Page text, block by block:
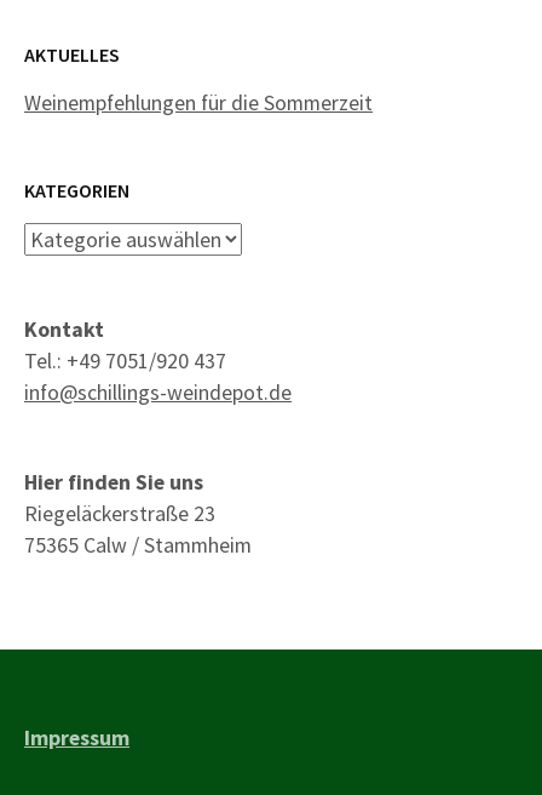
AKTUELLES
Weinempfehlungen für die Sommerzeit
KATEGORIEN
Kategorien
Kontakt
Tel.: +49 7051/920 437
info@schillings-weindepot.de
Hier finden Sie uns
Riegeläckerstraße 23
75365 Calw / Stammheim
Impressum